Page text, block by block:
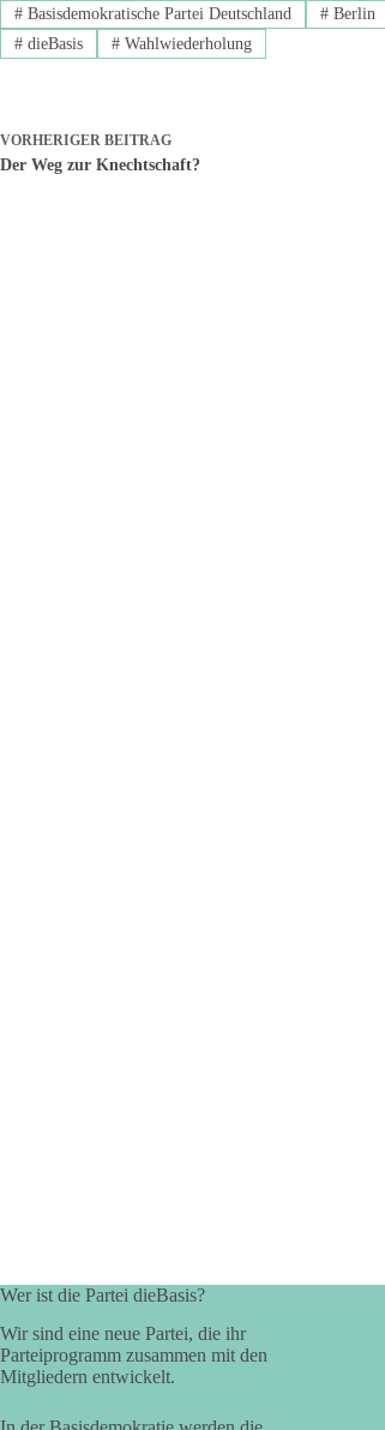
#Basisdemokratische Partei Deutschland #Berlin
#dieBasis #Wahlwiederholung
VORHERIGER BEITRAG
Der Weg zur Knechtschaft?
Wer ist die Partei dieBasis?
Wir sind eine neue Partei, die ihr
Parteiprogramm zusammen mit den
Mitgliedern entwickelt.